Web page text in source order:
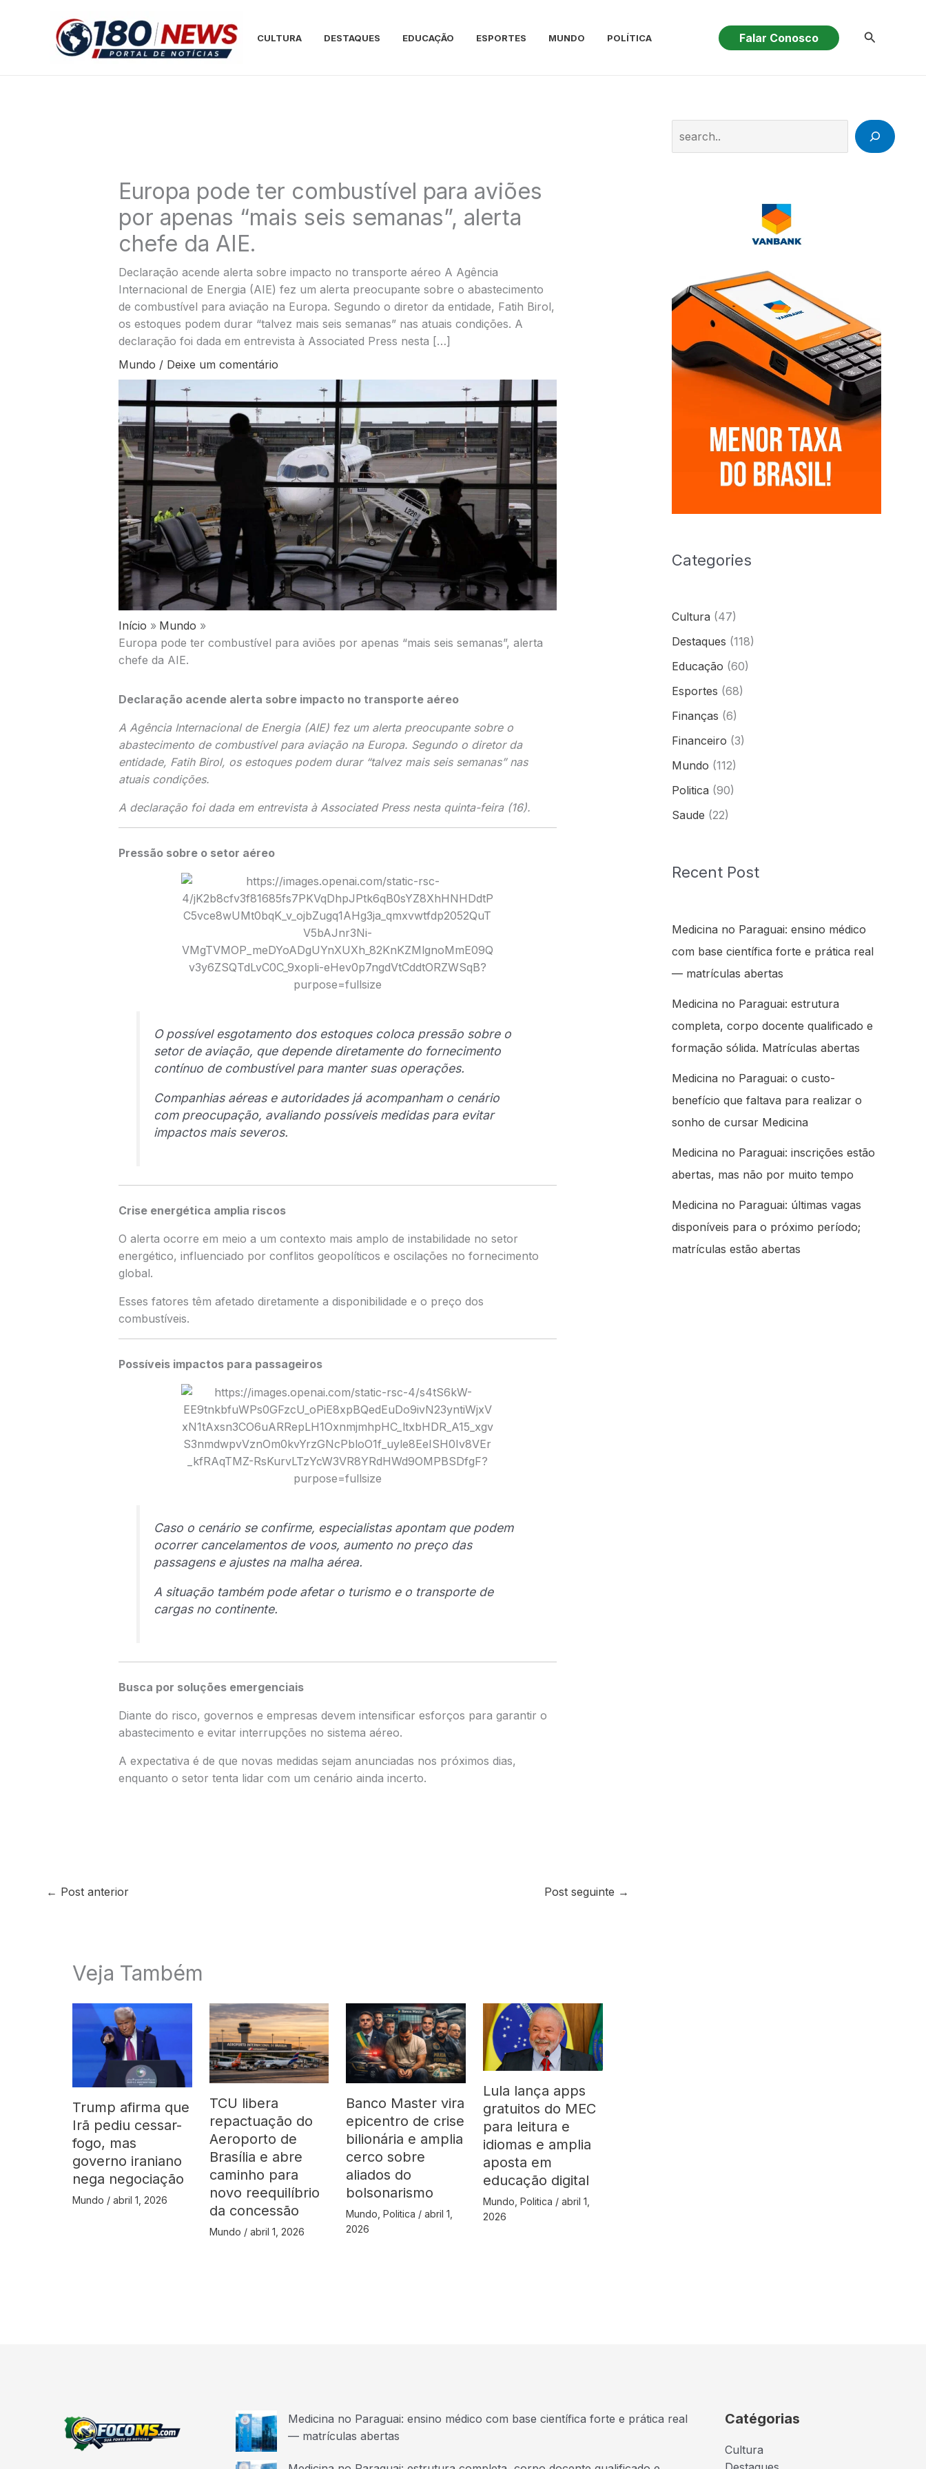
CULTURA DESTAQUES EDUCAÇÃO ESPORTES MUNDO POLÍTICA Falar Conosco Pesquisar
Europa pode ter combustível para aviões
por apenas “mais seis semanas”, alerta
chefe da AIE.
Declaração acende alerta sobre impacto no transporte aéreo A Agência
Internacional de Energia (AIE) fez um alerta preocupante sobre o abastecimento
de combustível para aviação na Europa. Segundo o diretor da entidade, Fatih Birol,
os estoques podem durar “talvez mais seis semanas” nas atuais condições. A
declaração foi dada em entrevista à Associated Press nesta […]
Mundo / Deixe um comentário
Início
Mundo
Europa pode ter combustível para aviões por apenas “mais seis semanas”, alerta
chefe da AIE.
Declaração acende alerta sobre impacto no transporte aéreo
A Agência Internacional de Energia(AIE) fez um alerta preocupante sobre o
abastecimento de combustível para aviação na Europa. Segundo o diretor da
entidade, Fatih Birol, os estoques podem durar “talvez mais seis semanas” nas
atuais condições.
A declaração foi dada em entrevista à Associated Pressnesta quinta-feira (16).
Pressão sobre o setor aéreo
O possível esgotamento dos estoques coloca pressão sobre o
setor de aviação, que depende diretamente do fornecimento
contínuo de combustível para manter suas operações.
Companhias aéreas e autoridades já acompanham o cenário
com preocupação, avaliando possíveis medidas para evitar
impactos mais severos.
Crise energética amplia riscos
O alerta ocorre em meio a um contexto mais amplo de instabilidade no setor
energético, influenciado por conflitos geopolíticos e oscilações no fornecimento
global.
Esses fatores têm afetado diretamente a disponibilidade e o preço dos
combustíveis.
Possíveis impactos para passageiros
Caso o cenário se confirme, especialistas apontam que podem
ocorrer cancelamentos de voos, aumento no preço das
passagens e ajustes na malha aérea.
A situação também pode afetar o turismo e o transporte de
cargas no continente.
Busca por soluções emergenciais
Diante do risco, governos e empresas devem intensificar esforços para garantir o
abastecimento e evitar interrupções no sistema aéreo.
A expectativa é de que novas medidas sejam anunciadas nos próximos dias,
enquanto o setor tenta lidar com um cenário ainda incerto.
← Post anterior Post seguinte →
Veja Também
Trump afirma que
Irã pediu cessar-
fogo, mas
governo iraniano
nega negociação
Mundo / abril 1, 2026
TCU libera
repactuação do
Aeroporto de
Brasília e abre
caminho para
novo reequilíbrio
da concessão
Mundo / abril 1, 2026
Banco Master vira
epicentro de crise
bilionária e amplia
cerco sobre
aliados do
bolsonarismo
Mundo ,Politica /abril 1,
2026
Lula lança apps
gratuitos do MEC
para leitura e
idiomas e amplia
aposta em
educação digital
Mundo ,Politica /abril 1,
2026
Categories
Cultura (47)
Destaques (118)
Educação (60)
Esportes (68)
Finanças (6)
Financeiro (3)
Mundo (112)
Politica (90)
Saude (22)
Recent Post
Medicina no Paraguai: ensino médico
com base científica forte e prática real
— matrículas abertas
Medicina no Paraguai: estrutura
completa, corpo docente qualificado e
formação sólida. Matrículas abertas
Medicina no Paraguai: o custo-
benefício que faltava para realizar o
sonho de cursar Medicina
Medicina no Paraguai: inscrições estão
abertas, mas não por muito tempo
Medicina no Paraguai: últimas vagas
disponíveis para o próximo período;
matrículas estão abertas
Medicina no Paraguai: ensino médico com base científica forte e prática real
— matrículas abertas
Catégorias
Cultura